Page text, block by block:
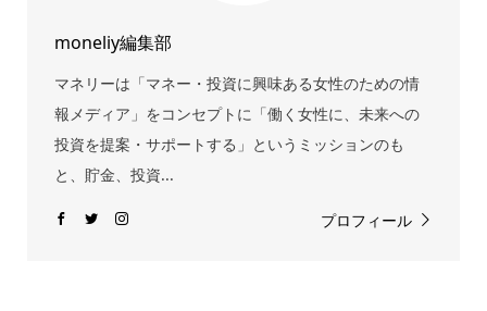
moneliy編集部
マネリーは「マネー・投資に興味ある女性のための情
報メディア」をコンセプトに「働く女性に、未来への
投資を提案・サポートする」というミッションのも
と、貯金、投資...
プロフィール